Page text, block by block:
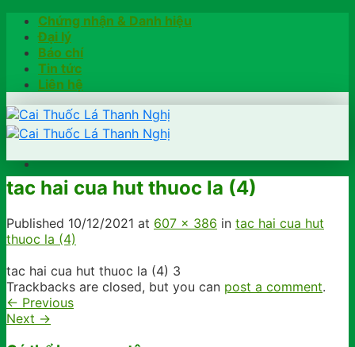
Skip
content
Chứng nhận & Danh hiệu
Đại lý
Báo chí
Tin tức
Liên hệ
Trang chủ
Khách hàng chia sẻ
Kiểm tra chính hãng
Hotline: 0902791922
tac hai cua hut thuoc la (4)
Published 10/12/2021 at 607 × 386 in tac hai cua hut
thuoc la (4)
tac hai cua hut thuoc la (4) 3
Trackbacks are closed, but you can post a comment.
← Previous
Next →